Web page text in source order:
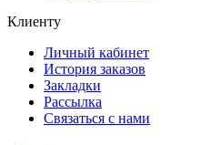
Клиенту
Личный кабинет
История заказов
Закладки
Рассылка
Связаться с нами